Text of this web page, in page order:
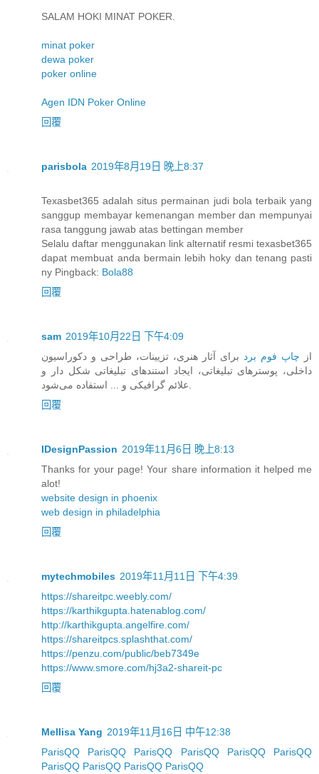
SALAM HOKI MINAT POKER.
minat poker
dewa poker
poker online
Agen IDN Poker Online
回覆
parisbola 2019年8月19日 晚上8:37
Texasbet365 adalah situs permainan judi bola terbaik yang
sanggup membayar kemenangan member dan mempunyai
rasa tanggung jawab atas bettingan member
Selalu daftar menggunakan link alternatif resmi texasbet365
dapat membuat anda bermain lebih hoky dan tenang pasti
ny Pingback: Bola88
回覆
sam 2019年10月22日 下午4:09
از چاپ فوم برد برای آثار هنری، تزیینات، طراحی و دکوراسیون
داخلی، پوسترهای تبلیغاتی، ایجاد استندهای تبلیغاتی شکل دار و
回覆
IDesignPassion 2019年11月6日 晚上8:13
Thanks for your page! Your share information it helped me
alot!
website design in phoenix
web design in philadelphia
回覆
mytechmobiles 2019年11月11日 下午4:39
https://shareitpc.weebly.com/
https://karthikgupta.hatenablog.com/
http://karthikgupta.angelfire.com/
https://shareitpcs.splashthat.com/
https://penzu.com/public/beb7349e
https://www.smore.com/hj3a2-shareit-pc
回覆
Mellisa Yang 2019年11月16日 中午12:38
ParisQQ
ParisQQ ParisQQ ParisQQ ParisQQ
ParisQQ
ParisQQ ParisQQ ParisQQ ParisQQ